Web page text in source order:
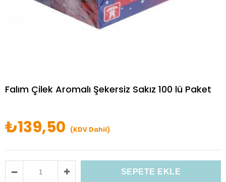
Falım Çilek Aromalı Şekersiz Sakız 100 lü Paket
₺139,50 (KDV Dahil)